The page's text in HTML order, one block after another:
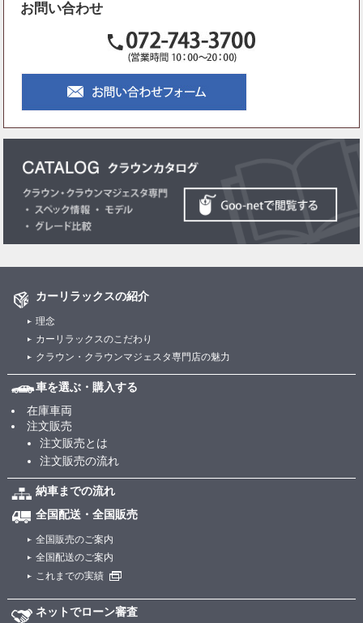
お問い合わせ
カーリラックスの紹介
理念
カーリラックスのこだわり
クラウン・クラウンマジェスタ専門店の魅力
車を選ぶ・購入する
在庫車両
注文販売
注文販売とは
注文販売の流れ
納車までの流れ
全国配送・全国販売
全国販売のご案内
全国配送のご案内
これまでの実績
ネットでローン審査